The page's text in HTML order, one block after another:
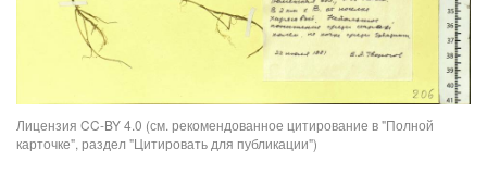
Лицензия CC-BY 4.0 (см. рекомендованное цитирование в "Полной
карточке", раздел "Цитировать для публикации")